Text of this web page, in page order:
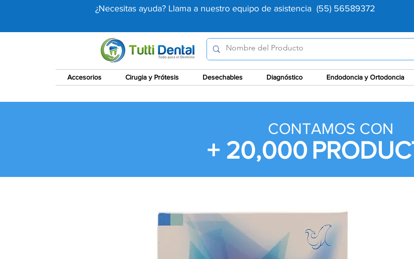
¿Necesitas ayuda? Llama a nuestro equipo de asistencia (55) 56589372
Accesorios Cirugia y Prótesis Desechables Diagnóstico Endodoncia y Ortodoncia
CONTAMOS CON
+ 20,000